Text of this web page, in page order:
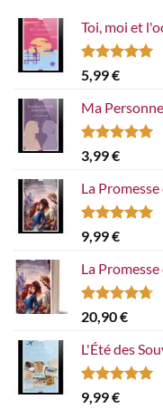
Toi, moi et
Note5.00
sur 5
5,99€
Ma
Note5.00
sur 5
3,99€
La
Note5.00
sur 5
9,99€
La
Note4.67
sur 5
20,90€
L'Été des
Note5.00
sur 5
9,99€